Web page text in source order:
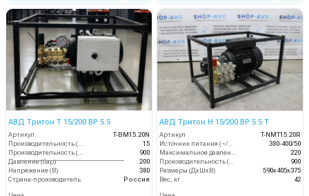
АВД Тритон Т 15/200 ВР 5.5
Артикул
T-BM15.20N
15
900
Давление (бар)
200
Напряжение (В)
380
Страна-производитель
Россия
АВД Тритон H 15/200 BP 5.5 T
Артикул
T-NMT15.20R
380-400/50
220
900
Размеры (ДхШхВ)
590х405х375
Вес, кг
42